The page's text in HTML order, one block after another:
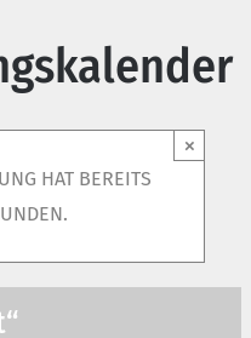
HAT BEREITS
×